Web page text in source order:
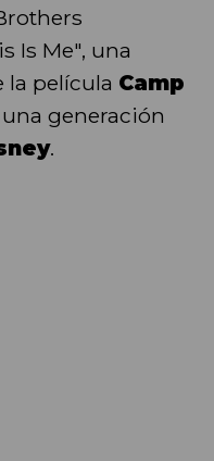
Is Me", una
película Camp
generación
.